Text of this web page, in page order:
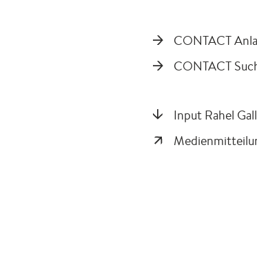
CONTACT
CONTACT
Input Rahel